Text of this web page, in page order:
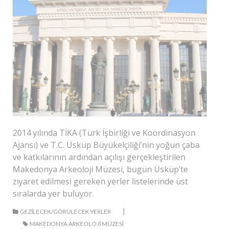
2014 yılında TİKA (Türk İşbirliği ve Koordinasyon
Ajansı) ve T.C. Üsküp Büyükelçiliği’nin yoğun çaba
ve katkılarının ardından açılışı gerçekleştirilen
Makedonya Arkeoloji Müzesi, bugün Üsküp’te
ziyaret edilmesi gereken yerler listelerinde üst
sıralarda yer buluyor.
GEZILECEK/GÖRÜLECEK YERLER |
MAKEDONYA ARKEOLOJI MÜZESI